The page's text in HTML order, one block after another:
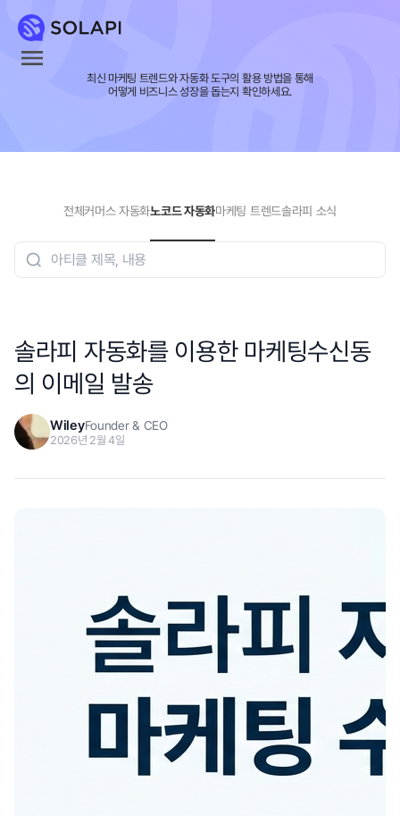
최신 마케팅 트렌드와 자동화 도구의 활용 방법을 통해
어떻게 비즈니스 성장을 돕는지 확인하세요.
전체커머스 자동화노코드 자동화마케팅 트렌드솔라피 소식
솔라피 자동화를 이용한 마케팅수신동
의 이메일 발송
WileyFounder & CEO
2026년 2월 4일